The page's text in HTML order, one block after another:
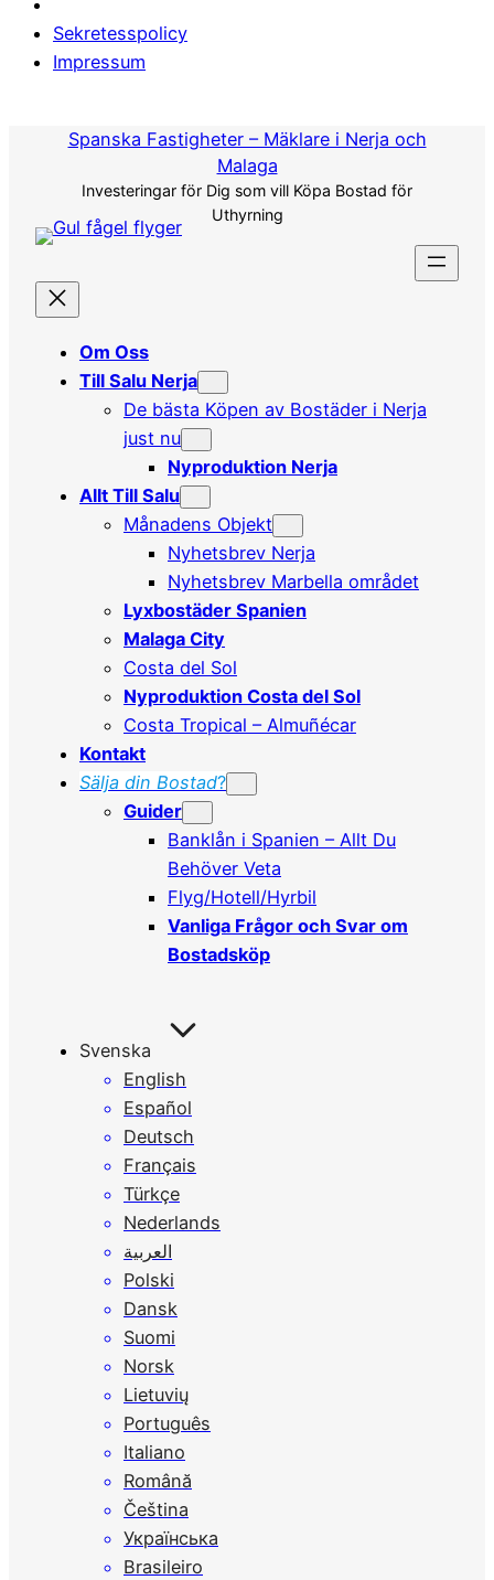
Sekretesspolicy
Impressum
Spanska Fastigheter – Mäklare i Nerja och
Malaga
Investeringar för Dig som vill Köpa Bostad för
Uthyrning
Om Oss
Till Salu Nerja
De bästa Köpen av Bostäder i Nerja
just nu
Nyproduktion Nerja
Allt Till Salu
Månadens Objekt
Nyhetsbrev Nerja
Nyhetsbrev Marbella området
Lyxbostäder Spanien
Malaga City
Costa del Sol
Nyproduktion Costa del Sol
Costa Tropical – Almuñécar
Kontakt
Sälja din Bostad?
Guider
Banklån i Spanien – Allt Du
Behöver Veta
Flyg/Hotell/Hyrbil
Vanliga Frågor och Svar om
Bostadsköp
Svenska
English
Español
Deutsch
Français
Türkçe
Nederlands
العربية
Polski
Dansk
Suomi
Norsk
Lietuvių
Português
Italiano
Română
Čeština
Українська
Brasileiro